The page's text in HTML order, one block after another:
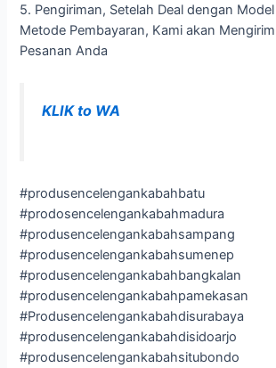
5. Pengiriman, Setelah Deal dengan
Metode Pembayaran, Kami akan
Pesanan Anda
KLIK to WA
#produsencelengankabahbatu
#prodosencelengankabahmadura
#produsencelengankabahsampang
#produsencelengankabahsumenep
#produsencelengankabahbangkalan
#produsencelengankabahpamekasan
#Produsencelengankabahdisurabaya
#produsencelengankabahdisidoarjo
#produsencelengankabahsitubondo